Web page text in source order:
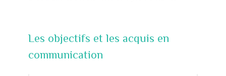
Les objectifs et les acquis en
communication